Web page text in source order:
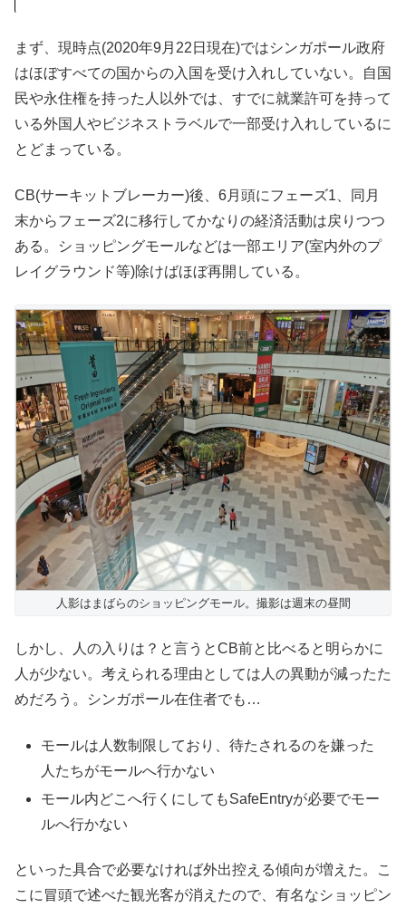
まず、現時点(2020年9月22日現在)ではシンガポール政府
はほぼすべての国からの入国を受け入れしていない。自国
民や永住権を持った人以外では、すでに就業許可を持って
いる外国人やビジネストラベルで一部受け入れしているに
とどまっている。
CB(サーキットブレーカー)後、6月頭にフェーズ1、同月
末からフェーズ2に移行してかなりの経済活動は戻りつつ
ある。ショッピングモールなどは一部エリア(室内外のプ
レイグラウンド等)除けばほぼ再開している。
人影はまばらのショッピングモール。撮影は週末の昼間
しかし、人の入りは？と言うとCB前と比べると明らかに
人が少ない。考えられる理由としては人の異動が減ったた
めだろう。シンガポール在住者でも…
モールは人数制限しており、待たされるのを嫌った
人たちがモールへ行かない
モール内どこへ行くにしてもSafeEntryが必要でモー
ルへ行かない
といった具合で必要なければ外出控える傾向が増えた。こ
こに冒頭で述べた観光客が消えたので、有名なショッピン